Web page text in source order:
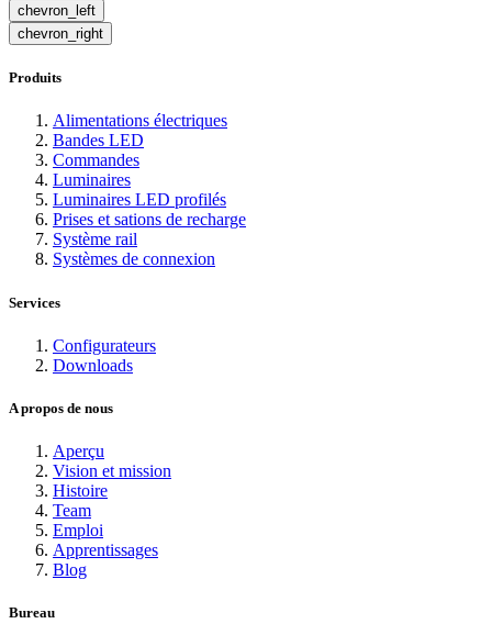
chevron_left
chevron_right
Produits
Alimentations électriques
Bandes LED
Commandes
Luminaires
Luminaires LED profilés
Prises et sations de recharge
Système rail
Systèmes de connexion
Services
Configurateurs
Downloads
A propos de nous
Aperçu
Vision et mission
Histoire
Team
Emploi
Apprentissages
Blog
Bureau